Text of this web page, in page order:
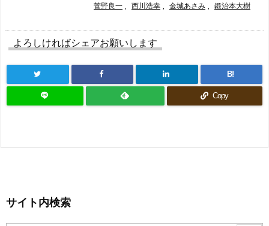
菅野良一 , 西川浩幸 , 金城あさみ , 鍛治本大樹
よろしければシェアお願いします
B!
Copy
サイト内検索